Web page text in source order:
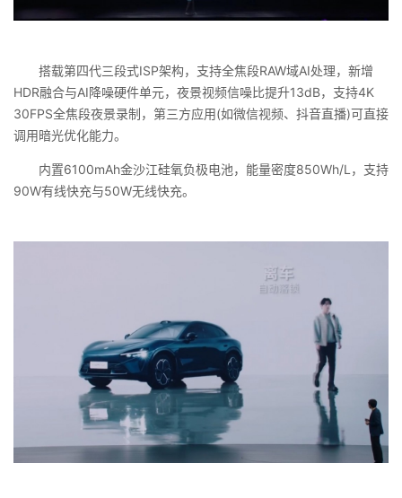
搭载第四代三段式ISP架构，支持全焦段RAW域AI处理，新增
HDR融合与AI降噪硬件单元，夜景视频信噪比提升13dB，支持4K
30FPS全焦段夜景录制，第三方应用(如微信视频、抖音直播)可直接
调用暗光优化能力。
内置6100mAh金沙江硅氧负极电池，能量密度850Wh/L，支持
90W有线快充与50W无线快充。